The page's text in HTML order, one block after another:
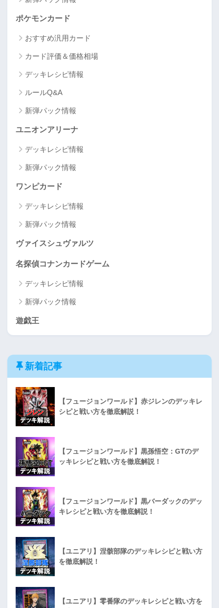
ポケモンカード
おすすめ汎用カード
カード評価＆価格相場
デッキレシピ情報
ルールQ&A
新弾パック情報
ユニオンアリーナ
デッキレシピ情報
新弾パック情報
ワンピカード
デッキレシピ情報
新弾パック情報
ヴァイスシュヴァルツ
名探偵コナンカードゲーム
デッキレシピ情報
新弾パック情報
遊戯王
新着記事
【フュージョンワールド】赤ジレンのデッキレ
シピと戦い方を徹底解説！
【フュージョンワールド】黒孫悟空：GTのデ
ッキレシピと戦い方を徹底解説！
【フュージョンワールド】黒バーダックのデッ
キレシピと戦い方を徹底解説！
【ユニアリ】涅骸部隊のデッキレシピと戦い方
を徹底解説！
【ユニアリ】零番隊のデッキレシピと戦い方を